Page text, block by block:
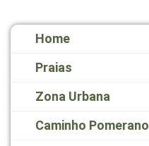
Home
Praias
Zona Urbana
Caminho Pomerano